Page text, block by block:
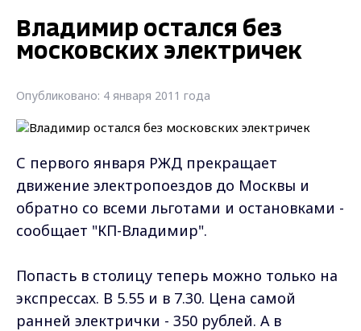
Владимир остался без
московских электричек
Опубликовано: 4 января 2011 года
С первого января РЖД прекращает
движение электропоездов до Москвы и
обратно со всеми льготами и остановками -
сообщает "КП-Владимир".
Попасть в столицу теперь можно только на
экспрессах. В 5.55 и в 7.30. Цена самой
ранней электрички - 350 рублей. А в